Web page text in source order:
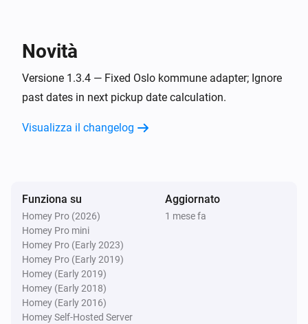
Novità
Versione 1.3.4 — Fixed Oslo kommune adapter; Ignore
past dates in next pickup date calculation.
Visualizza il changelog
Funziona su
Homey Pro (2026)
Homey Pro mini
Homey Pro (Early 2023)
Homey Pro (Early 2019)
Homey (Early 2019)
Homey (Early 2018)
Homey (Early 2016)
Homey Self-Hosted Server
Aggiornato
1 mese fa